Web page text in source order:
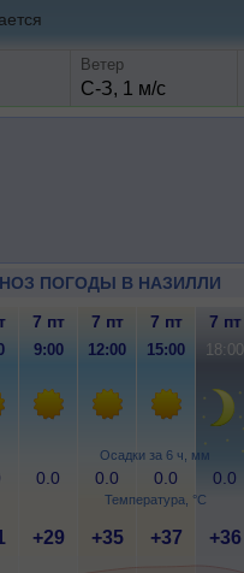
Ветер
С-З, 1 м/с
ПОГОДЫ В НАЗИЛЛИ
Осадки за 6 ч, мм
Температура, °C
7 пт 7 пт 7 пт 7 пт
9:00 12:00 15:00 18:00
0.0 0.0 0.0 0.0
+29 +35 +37 +36